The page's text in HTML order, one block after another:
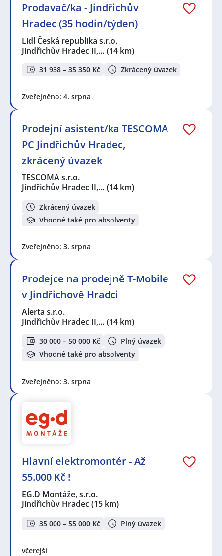
Prodavač/ka - Jindřichův
Hradec (35 hodin/týden)
Lidl Česká republika s.r.o.
Jindřichův Hradec II,… (14 km)
31 938 – 35 350 Kč Zkrácený úvazek
Zveřejněno: 4. srpna
Prodejní asistent/ka TESCOMA
PC Jindřichův Hradec,
zkrácený úvazek
TESCOMA s.r.o.
Jindřichův Hradec II,… (14 km)
Zkrácený úvazek
Vhodné také pro absolventy
Zveřejněno: 3. srpna
Prodejce na prodejně T-Mobile
v Jindřichově Hradci
Alerta s.r.o.
Jindřichův Hradec II,… (14 km)
30 000 – 50 000 Kč
Plný úvazek
Vhodné také pro absolventy
Zveřejněno: 3. srpna
Hlavní elektromontér - Až
55.000 Kč !
EG.D Montáže, s.r.o.
Jindřichův Hradec(15 km)
35 000 – 55 000 Kč Plný úvazek
včerejší